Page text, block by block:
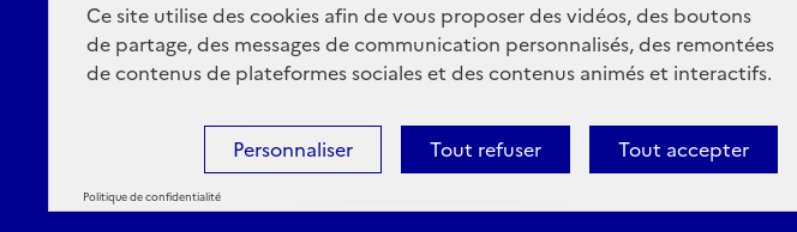
Ce site utilise des cookies afin de vous proposer des vidéos, des boutons
de partage, des messages de communication personnalisés, des remontées
de contenus de plateformes sociales et des contenus animés et interactifs.
Tout accepter
Tout refuser
Personnaliser
Politique de confidentialité